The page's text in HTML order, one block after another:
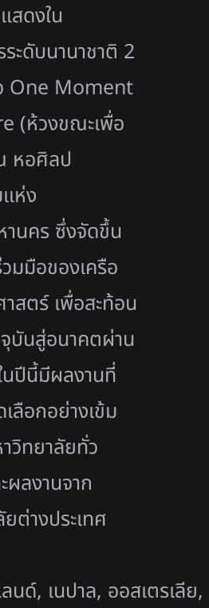
สดงใน
ะดับนานาชาติ 2
One Moment
(ห้วงขณะเพื่อ
หอศิลป
ห่ง
านคร ซึ่งจัดขึ้น
มมือของเครือ
สตร์ เพื่อสะท้อน
บันสู่อนาคตผ่าน
นปีนี้มีผลงานที่
ลือกอย่างเข้ม
วิทยาลัยทั่ว
ผลงานจาก
ต่างประเทศ
นด์, เนปาล, ออสเตรเลี